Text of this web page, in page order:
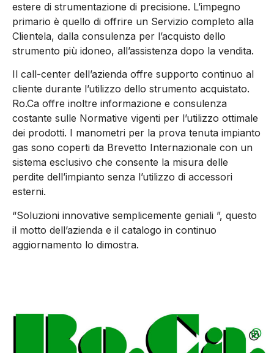
estere di strumentazione di precisione. L’impegno
primario è quello di offrire un Servizio completo alla
Clientela, dalla consulenza per l’acquisto dello
strumento più idoneo, all’assistenza dopo la vendita.
Il call-center dell’azienda offre supporto continuo al
cliente durante l’utilizzo dello strumento acquistato.
Ro.Ca offre inoltre informazione e consulenza
costante sulle Normative vigenti per l’utilizzo ottimale
dei prodotti. I manometri per la prova tenuta impianto
gas sono coperti da Brevetto Internazionale con un
sistema esclusivo che consente la misura delle
perdite dell’impianto senza l’utilizzo di accessori
esterni.
“Soluzioni innovative semplicemente geniali ”, questo
il motto dell’azienda e il catalogo in continuo
aggiornamento lo dimostra.